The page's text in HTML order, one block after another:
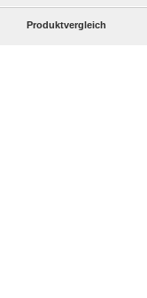
Produktvergleich